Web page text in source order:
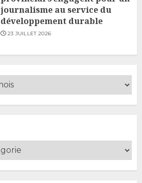
journalisme au service du
développement durable
23 JUILLET 2026